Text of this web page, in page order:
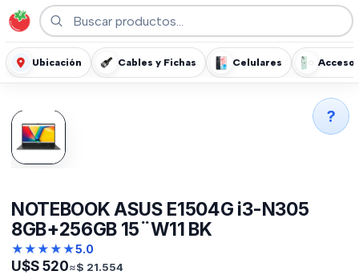
Ubicación Cables y Fichas Celulares
NOTEBOOK ASUS E1504G i3-N305
8GB+256GB 15¨W11 BK
★★★★★5.0
U$S520≈$ 21.554
?